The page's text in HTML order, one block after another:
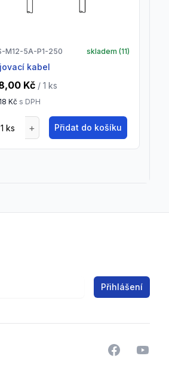
M12-5A-P1-250 skladem (11)
kabel
Kč / 1 ks
Kč s DPH
Přidat do košíku
Přihlášení
Facebook